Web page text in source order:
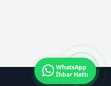
WhatsApp
İhbar Hattı